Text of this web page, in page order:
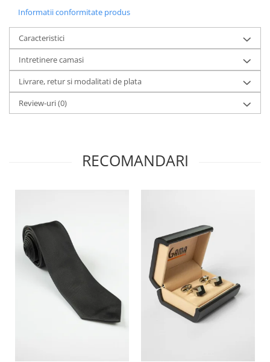
Informatii conformitate produs
Caracteristici
Intretinere camasi
Livrare, retur si modalitati de plata
Review-uri(0)
RECOMANDARI